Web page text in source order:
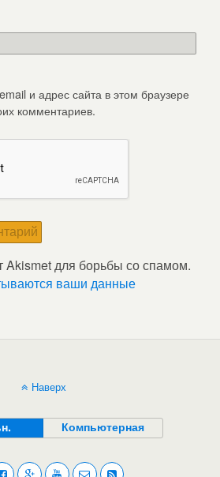
и адрес сайта в этом браузере
комментариев.
Akismet для борьбы со спамом.
ваши данные
Наверх
Компьютерная